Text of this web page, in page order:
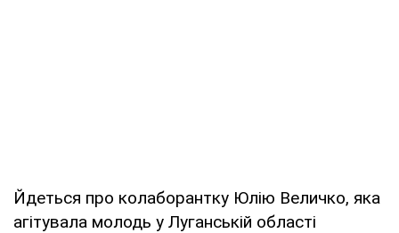
Йдеться про колаборантку Юлію Величко, яка
агітувала молодь у Луганській області